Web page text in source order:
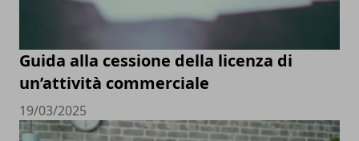
Guida alla cessione della licenza di
un’attività commerciale
19/03/2025